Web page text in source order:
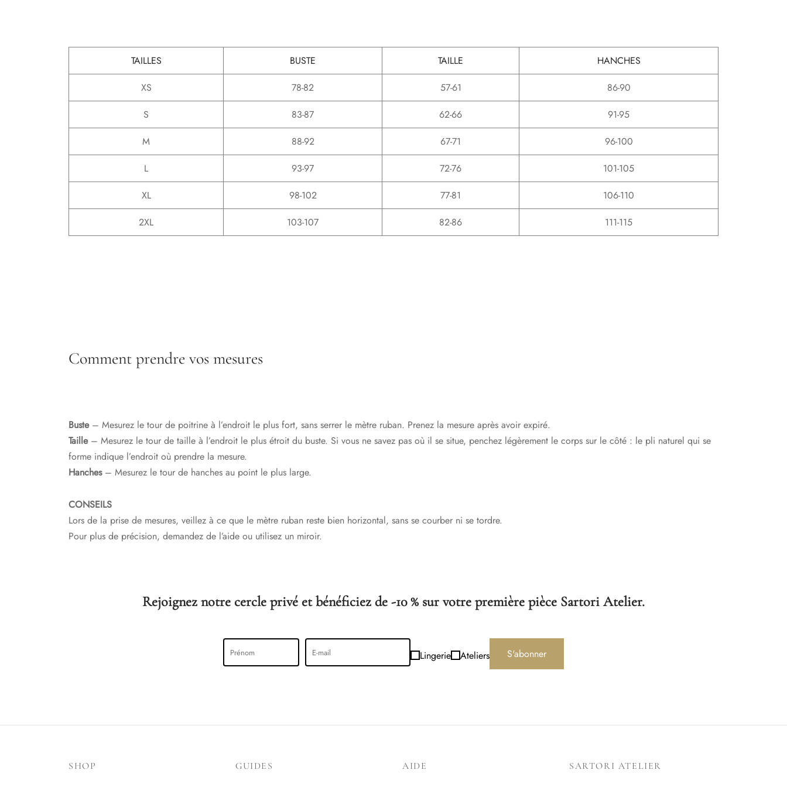
TAILLES BUSTE TAILLE
HANCHES
XS
78-82 57-61
86-90
S
83-87 62-66
91-95
M
88-92 67-71
96-100
L
93-97 72-76
101-105
XL
98-102 77-81
106-110
2XL
103-107 82-86 111-115
Comment prendre vos mesures
Buste– Mesurez le tour de poitrine à l’endroit le plus fort, sans serrer le mètre ruban. Prenez la mesure après avoir expiré.
Taille– Mesurez le tour de taille à l’endroit le plus étroit du buste. Si vous ne savez pas où il se situe, penchez légèrement le corps sur le côté : le pli naturel qui se
forme indique l’endroit où prendre la mesure.
Hanches– Mesurez le tour de hanches au point le plus large.
CONSEILS
Lors de la prise de mesures, veillez à ce que le mètre ruban reste bien horizontal, sans se courber ni se tordre.
Pour plus de précision, demandez de l’aide ou utilisez un miroir.
Rejoignez notre cercle privé et bénéficiez de -10 % sur votre première pièce Sartori Atelier.
Lingerie Ateliers S'abonner
SHOP GUIDES AIDE SARTORI ATELIER